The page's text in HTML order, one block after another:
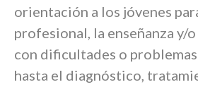
orientación a los jóvenes
profesional, la enseñanza y/
con dificultades o
hasta el diagnóstico,